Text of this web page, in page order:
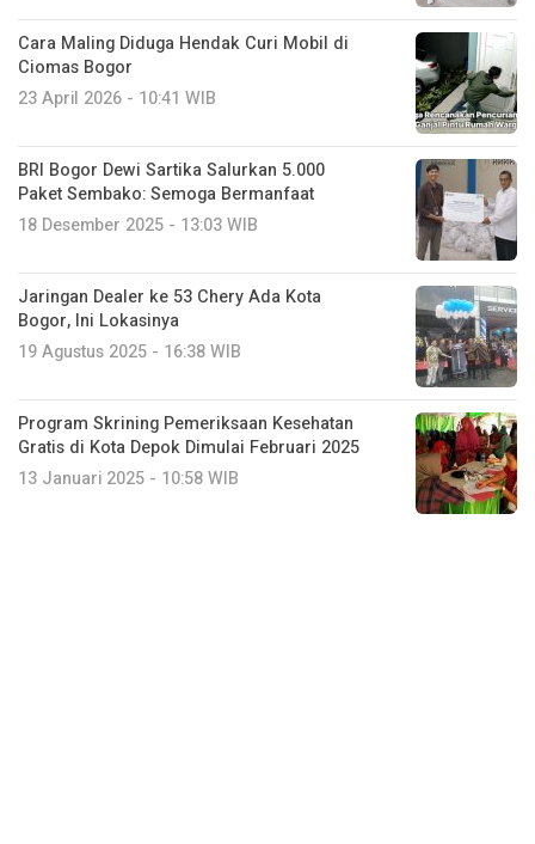
Cara Maling Diduga Hendak Curi Mobil di
Ciomas Bogor
23 April 2026 - 10:41 WIB
BRI Bogor Dewi Sartika Salurkan 5.000
Paket Sembako: Semoga Bermanfaat
18 Desember 2025 - 13:03 WIB
Jaringan Dealer ke 53 Chery Ada Kota
Bogor, Ini Lokasinya
19 Agustus 2025 - 16:38 WIB
Program Skrining Pemeriksaan Kesehatan
Gratis di Kota Depok Dimulai Februari 2025
13 Januari 2025 - 10:58 WIB